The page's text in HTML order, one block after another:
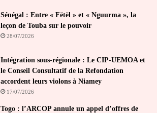
Sénégal : Entre « Fëtël » et « Nguurma », la
leçon de Touba sur le pouvoir
28/07/2026
Intégration sous-régionale : Le CIP-UEMOA et
le Conseil Consultatif de la Refondation
accordent leurs violons à Niamey
17/07/2026
Togo : l’ARCOP annule un appel d’offres de